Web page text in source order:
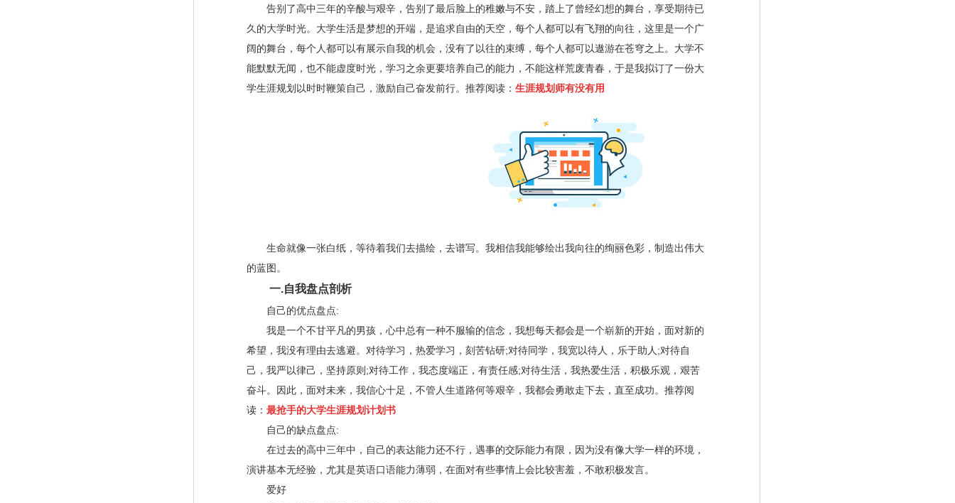
告别了高中三年的辛酸与艰辛，告别了最后脸上的稚嫩与不安，踏上了曾经幻想的舞台，享受期待已
久的大学时光。大学生活是梦想的开端，是追求自由的天空，每个人都可以有飞翔的向往，这里是一个广
阔的舞台，每个人都可以有展示自我的机会，没有了以往的束缚，每个人都可以遨游在苍穹之上。大学不
能默默无闻，也不能虚度时光，学习之余更要培养自己的能力，不能这样荒废青春，于是我拟订了一份大
学生涯规划以时时鞭策自己，激励自己奋发前行。推荐阅读： 生涯规划师有没有用
生命就像一张白纸，等待着我们去描绘，去谱写。我相信我能够绘出我向往的绚丽色彩，制造出伟大
的蓝图。
一.自我盘点剖析
自己的优点盘点:
我是一个不甘平凡的男孩，心中总有一种不服输的信念，我想每天都会是一个崭新的开始，面对新的
希望，我没有理由去逃避。对待学习，热爱学习，刻苦钻研;对待同学，我宽以待人，乐于助人 ;对待自
己，我严以律己，坚持原则 ;对待工作，我态度端正，有责任感;对待生活，我热爱生活，积极乐观，艰苦
奋斗。因此，面对未来，我信心十足，不管人生道路何等艰辛，我都会勇敢走下去，直至成功。推荐阅
读： 最抢手的大学生涯规划计划书
自己的缺点盘点:
在过去的高中三年中，自己的表达能力还不行，遇事的交际能力有限，因为没有像大学一样的环境，
演讲基本无经验，尤其是英语口语能力薄弱，在面对有些事情上会比较害羞，不敢积极发言。
爱好